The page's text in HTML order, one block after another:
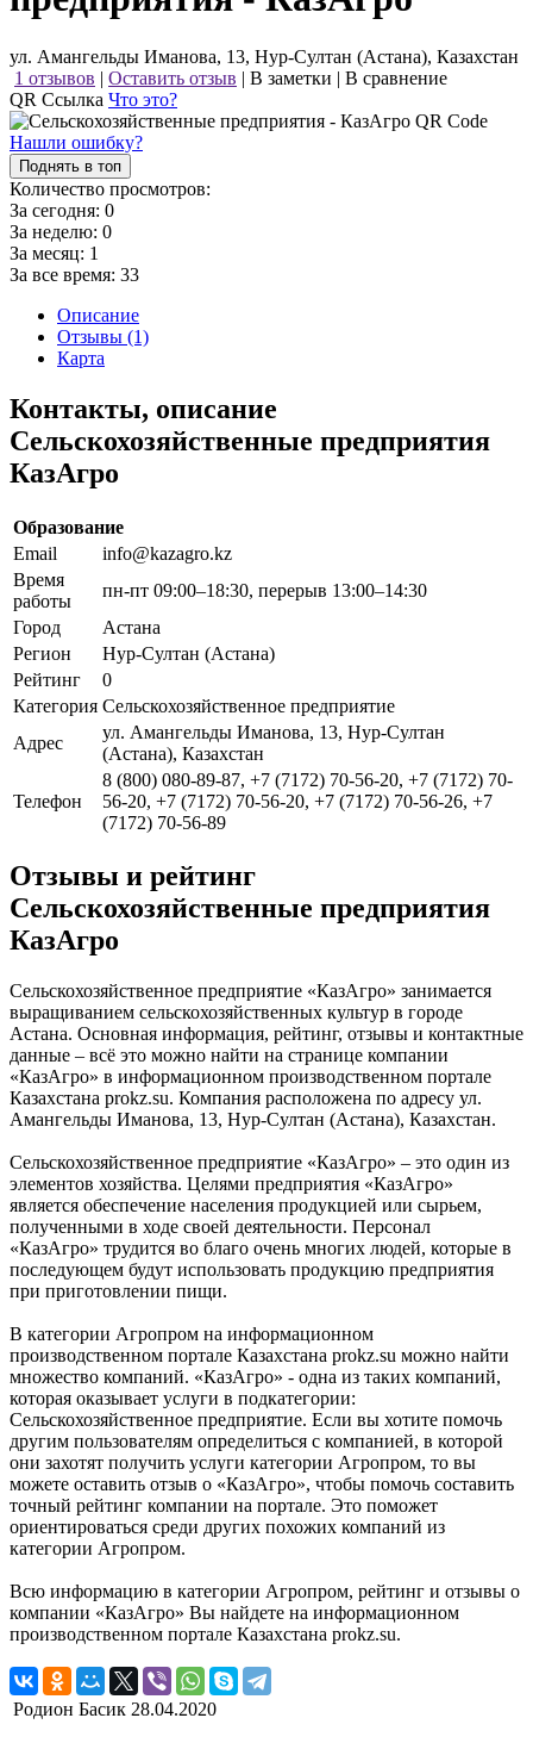
ул. Амангельды Иманова, 13, Нур-Султан (Астана), Казахстан
1 отзывов | Оставить отзыв | В заметки | В сравнение
QR Ссылка Что это?
Нашли ошибку?
Поднять в топ
Количество просмотров:
За сегодня: 0
За неделю: 0
За месяц: 1
За все время: 33
Описание
Отзывы (1)
Карта
Контакты, описание
Сельскохозяйственные предприятия
КазАгро
Образование
Email
info@kazagro.kz
Время
работы
пн-пт 09:00–18:30, перерыв 13:00–14:30
Город
Астана
Регион
Нур-Султан (Астана)
Рейтинг
0
Категория Сельскохозяйственное предприятие
Адрес
ул. Амангельды Иманова, 13, Нур-Султан
(Астана), Казахстан
Телефон
8 (800) 080-89-87, +7 (7172) 70-56-20, +7 (7172) 70-
56-20, +7 (7172) 70-56-20, +7 (7172) 70-56-26, +7
(7172) 70-56-89
Отзывы и рейтинг
Сельскохозяйственные предприятия
КазАгро
Сельскохозяйственное предприятие «КазАгро» занимается
выращиванием сельскохозяйственных культур в городе
Астана. Основная информация, рейтинг, отзывы и контактные
данные – всё это можно найти на странице компании
«КазАгро» в информационном производственном портале
Казахстана prokz.su. Компания расположена по адресу ул.
Амангельды Иманова, 13, Нур-Султан (Астана), Казахстан.
Сельскохозяйственное предприятие «КазАгро» – это один из
элементов хозяйства. Целями предприятия «КазАгро»
является обеспечение населения продукцией или сырьем,
полученными в ходе своей деятельности. Персонал
«КазАгро» трудится во благо очень многих людей, которые в
последующем будут использовать продукцию предприятия
при приготовлении пищи.
В категории Агропром на информационном
производственном портале Казахстана prokz.su можно найти
множество компаний. «КазАгро» - одна из таких компаний,
которая оказывает услуги в подкатегории:
Сельскохозяйственное предприятие. Если вы хотите помочь
другим пользователям определиться с компанией, в которой
они захотят получить услуги категории Агропром, то вы
можете оставить отзыв о «КазАгро», чтобы помочь составить
точный рейтинг компании на портале. Это поможет
ориентироваться среди других похожих компаний из
категории Агропром.
Всю информацию в категории Агропром, рейтинг и отзывы о
компании «КазАгро» Вы найдете на информационном
производственном портале Казахстана prokz.su.
Родион Басик 28.04.2020